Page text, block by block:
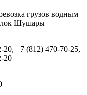
грузов водным
Шушары
20, +7 (812) 470-70-25,
20